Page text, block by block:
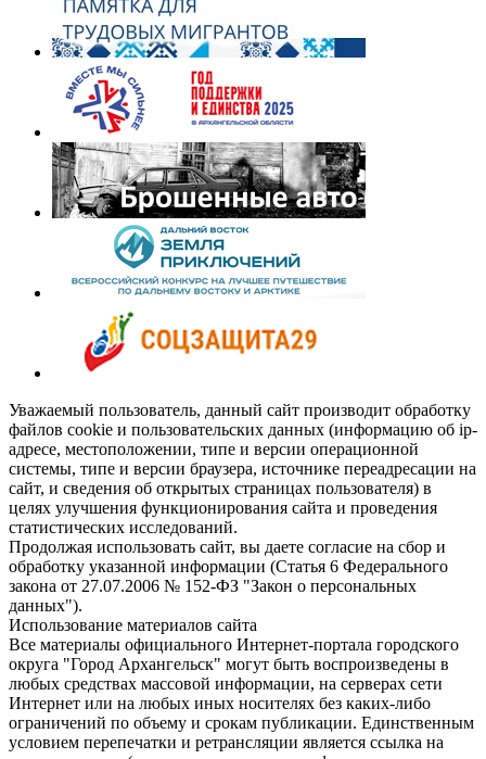
Уважаемый пользователь, данный сайт производит обработку
файлов cookie и пользовательских данных (информацию об ip-
адресе, местоположении, типе и версии операционной
системы, типе и версии браузера, источнике переадресации на
сайт, и сведения об открытых страницах пользователя) в
целях улучшения функционирования сайта и проведения
статистических исследований.
Продолжая использовать сайт, вы даете согласие на сбор и
обработку указанной информации (Статья 6 Федерального
закона от 27.07.2006 № 152-ФЗ "Закон о персональных
данных").
Использование материалов сайта
Все материалы официального Интернет-портала городского
округа "Город Архангельск" могут быть воспроизведены в
любых средствах массовой информации, на серверах сети
Интернет или на любых иных носителях без каких-либо
ограничений по объему и срокам публикации. Единственным
условием перепечатки и ретрансляции является ссылка на